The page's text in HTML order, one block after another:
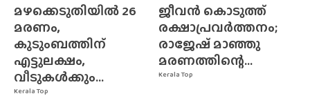
Kerala Top
മഴക്കെടുതിയിൽ 26
മരണം,
കുടുംബത്തിന്
എട്ടുലക്ഷം,
വീടുകൾക്കും...
Kerala Top
ജീവൻ കൊടുത്ത്
രക്ഷാപ്രവർത്തനം;
രാജേഷ് മാഞ്ഞു
മരണത്തിന്റെ...